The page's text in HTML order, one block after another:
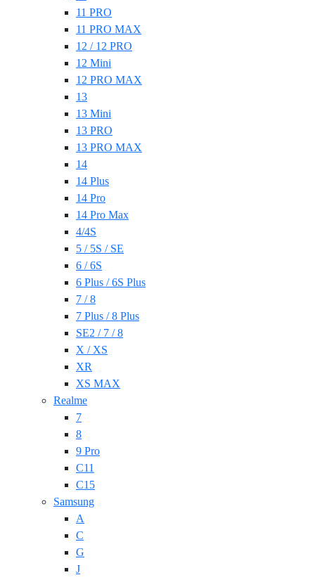
11 PRO
11 PRO MAX
12 / 12 PRO
12 Mini
12 PRO MAX
13
13 Mini
13 PRO
13 PRO MAX
14
14 Plus
14 Pro
14 Pro Max
4/4S
5 / 5S / SE
6 / 6S
6 Plus / 6S Plus
7 / 8
7 Plus / 8 Plus
SE2 / 7 / 8
X / XS
XR
XS MAX
Realme
7
8
9 Pro
C11
C15
Samsung
A
C
G
J